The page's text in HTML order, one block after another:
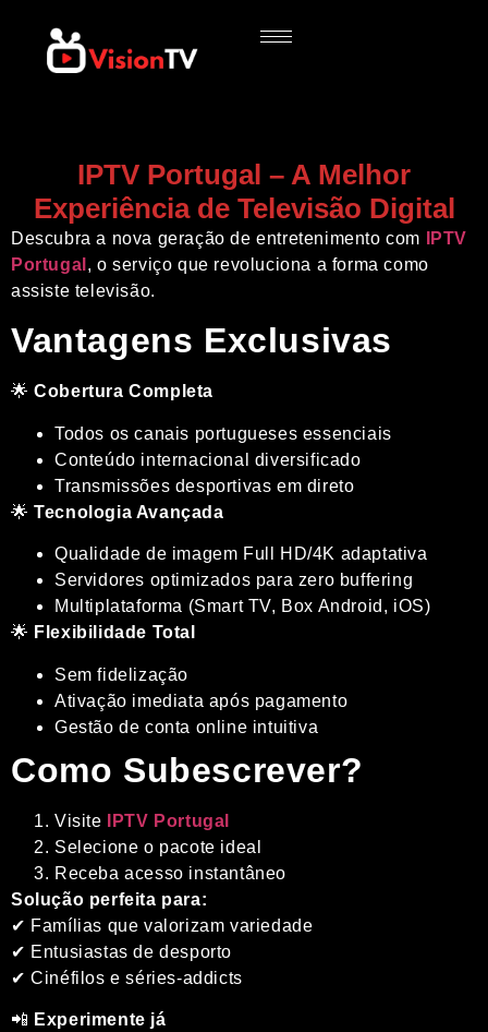
IPTV Portugal – A Melhor
Experiência de Televisão Digital
Descubra a nova geração de entretenimento com
IPTV
Portugal , o serviço que revoluciona a forma como
assiste televisão.
Vantagens Exclusivas
🌟Cobertura Completa
Todos os canais portugueses essenciais
Conteúdo internacional diversificado
Transmissões desportivas em direto
🌟Tecnologia Avançada
Qualidade de imagem Full HD/4K adaptativa
Servidores optimizados para zero buffering
Multiplataforma (Smart TV, Box Android, iOS)
🌟 Flexibilidade Total
Sem fidelização
Ativação imediata após pagamento
Gestão de conta online intuitiva
Como Subescrever?
Visite
IPTV Portugal
Selecione o pacote ideal
Receba acesso instantâneo
Solução perfeita para:
✔ Famílias que valorizam variedade
✔ Entusiastas de desporto
✔ Cinéfilos e séries-addicts
📲 Experimente já